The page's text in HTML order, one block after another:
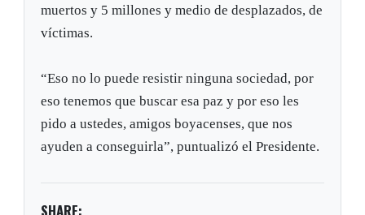
muertos y 5 millones y medio de desplazados, de
víctimas.
“Eso no lo puede resistir ninguna sociedad, por
eso tenemos que buscar esa paz y por eso les
pido a ustedes, amigos boyacenses, que nos
ayuden a conseguirla”, puntualizó el Presidente.
SHARE: